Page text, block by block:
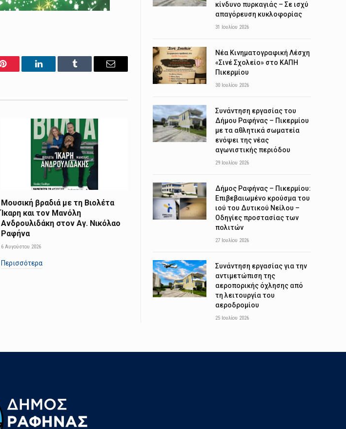
Pinterest LinkedIn Tumblr Email
Μουσική βραδιά με τη Βιολέτα
Ίκαρη και τον Μανόλη
Ανδρουλιδάκη στον Αγ. Νικόλαο
Ραφήνα
6 Αυγούστου 2026
Περισσότερα
κίνδυνο πυρκαγιάς – Σε ισχύ
απαγόρευση κυκλοφορίας
31 Ιουλίου 2026
Νέα Κινηματογραφική Λέσχη
«Σινέ Σχολείο» στο ΚΑΠΗ
Πικερμίου
30 Ιουλίου 2026
Συνάντηση εργασίας του
Δήμου Ραφήνας – Πικερμίου
με τα αθλητικά σωματεία
ενόψει της νέας
αγωνιστικής περιόδου
29 Ιουλίου 2026
Δήμος Ραφήνας – Πικερμίου:
Επιβεβαιωμένο κρούσμα του
ιού του Δυτικού Νείλου –
Οδηγίες προστασίας των
πολιτών
27 Ιουλίου 2026
Συνάντηση εργασίας για την
αντιμετώπιση της
αεροπορικής όχλησης από
τη λειτουργία του
αεροδρομίου
25 Ιουλίου 2026